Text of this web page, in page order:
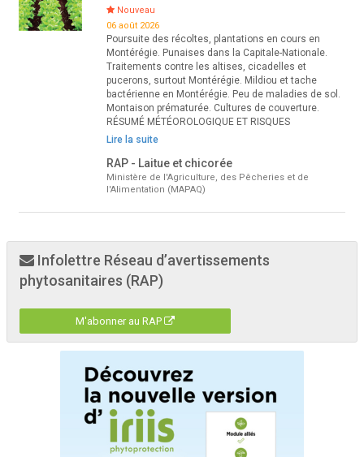
Nouveau
06 août 2026
Poursuite des récoltes, plantations en cours en
Montérégie. Punaises dans la Capitale-Nationale.
Traitements contre les altises, cicadelles et
pucerons, surtout Montérégie. Mildiou et tache
bactérienne en Montérégie. Peu de maladies de sol.
Montaison prématurée. Cultures de couverture.
RÉSUMÉ MÉTÉOROLOGIQUE ET RISQUES
Lire la suite
RAP - Laitue et chicorée
Ministère de l'Agriculture, des Pêcheries et de
l'Alimentation (MAPAQ)
Infolettre Réseau d’avertissements
phytosanitaires (RAP)
M'abonner au RAP